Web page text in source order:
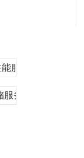
服务器
务器